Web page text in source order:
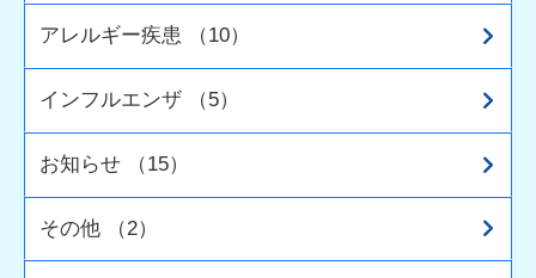
アレルギー疾患 （10）
インフルエンザ （5）
お知らせ （15）
その他 （2）